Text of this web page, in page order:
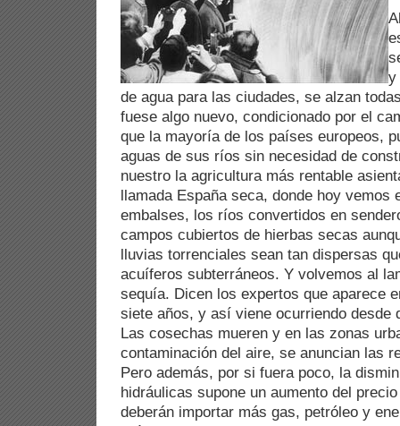
y
de agua para las ciudades, se alzan
fuese algo nuevo, condicionado por el
que la mayoría de los países europeos,
aguas de sus ríos sin necesidad de
nuestro la agricultura más rentable
llamada España seca, donde hoy vemos
embalses, los ríos convertidos en
campos cubiertos de hierbas secas
lluvias torrenciales sean tan dispersas
acuíferos subterráneos. Y volvemos al
sequía. Dicen los expertos que aparece
siete años, y así viene ocurriendo desde
Las cosechas mueren y en las zonas
contaminación del aire, se anuncian las
Pero además, por si fuera poco, la
hidráulicas supone un aumento del
deberán importar más gas, petróleo y